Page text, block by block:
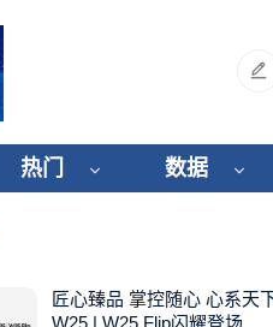
热门 数据
匠心臻品 掌控随心 心系天
W25 | W25 Flip闪耀登场